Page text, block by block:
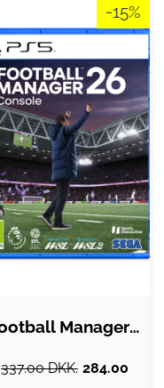
-15%
Football Manager 26 - Sony PlayStation 5…
337.00 DKK. 284.00